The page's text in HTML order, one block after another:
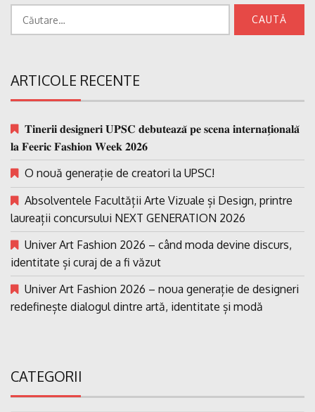
ARTICOLE RECENTE
𝐓𝐢𝐧𝐞𝐫𝐢𝐢 𝐝𝐞𝐬𝐢𝐠𝐧𝐞𝐫𝐢 𝐔𝐏𝐒𝐂 𝐝𝐞𝐛𝐮𝐭𝐞𝐚𝐳𝐚̆ 𝐩𝐞 𝐬𝐜𝐞𝐧𝐚 𝐢𝐧𝐭𝐞𝐫𝐧𝐚𝐭̗𝐢𝐨𝐧𝐚𝐥𝐚̆
𝐥𝐚 𝐅𝐞𝐞𝐫𝐢𝐜 𝐅𝐚𝐬𝐡𝐢𝐨𝐧 𝐖𝐞𝐞𝐤 𝟐𝟎𝟐𝟔
O nouă generație de creatori la UPSC!
Absolventele Facultății Arte Vizuale și Design, printre
laureații concursului NEXT GENERATION 2026
Univer Art Fashion 2026 – când moda devine discurs,
identitate și curaj de a fi văzut
Univer Art Fashion 2026 – noua generație de designeri
redefinește dialogul dintre artă, identitate și modă
CATEGORII